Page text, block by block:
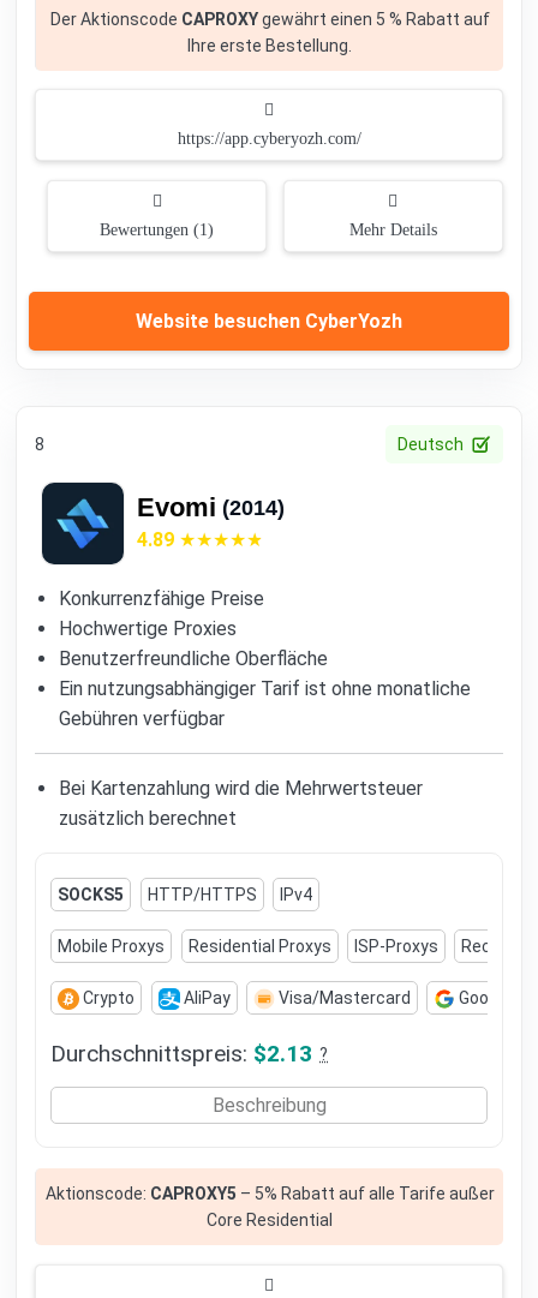
Der Aktionscode CAPROXYgewährt einen 5 % Rabatt auf
Ihre erste Bestellung.
https://app.cyberyozh.com/
Bewertungen (1) Mehr Details
Website besuchen CyberYozh
8 Deutsch
Evomi (2014)
4.89
Konkurrenzfähige Preise
Hochwertige Proxies
Benutzerfreundliche Oberfläche
Ein nutzungsabhängiger Tarif ist ohne monatliche
Gebühren verfügbar
Bei Kartenzahlung wird die Mehrwertsteuer
zusätzlich berechnet
SOCKS5 HTTP/HTTPS IPv4
Mobile Proxys Residential Proxys ISP-Proxys
Crypto AliPay Visa/Mastercard Google
Durchschnittspreis: $2.13 ?
Beschreibung
Aktionscode: CAPROXY5 – 5% Rabatt auf alle Tarife außer
Core Residential